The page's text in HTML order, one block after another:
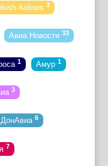
Airlines 3
Авиа Новости 33
1 Амур 1
3
ДонАвиа 6
7